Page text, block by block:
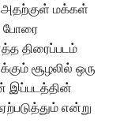
அதற்குள் மக்கள்
போரை
திரைப்படம்
சூழலில் ஒரு
இப்படத்தின்
என்று